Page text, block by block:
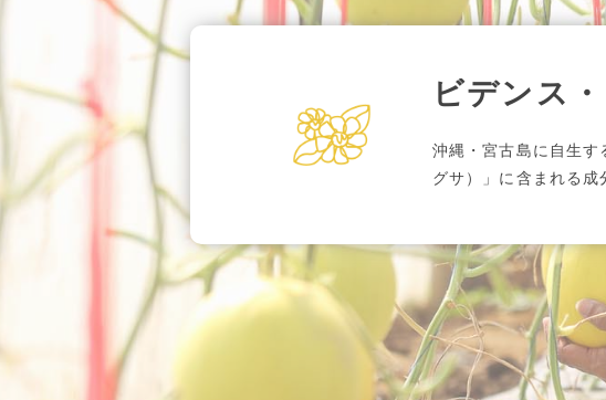
ビデンス
沖縄・宮古島に自生す
グサ）」に含まれる成